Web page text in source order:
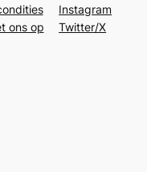
ons op
Instagram
Twitter/X